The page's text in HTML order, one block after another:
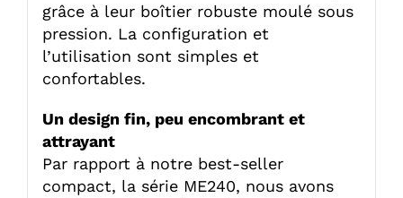
grâce à leur boîtier robuste moulé sous
pression. La configuration et
l’utilisation sont simples et
confortables.
Un design fin, peu encombrant et
attrayant
Par rapport à notre best-seller
compact, la série ME240, nous avons